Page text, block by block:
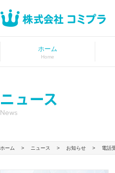
ホーム
Home
ホーム > ニュース > お知らせ > 電話